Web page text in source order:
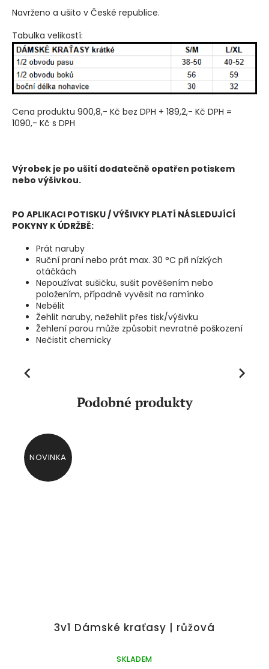
Navrženo a ušito v České republice.
Tabulka velikostí:
Cena produktu 900,8,- Kč bez DPH + 189,2,- Kč DPH =
1090,- Kč s DPH
Výrobek je po ušití dodatečně opatřen potiskem
nebo výšivkou.
PO APLIKACI POTISKU / VÝŠIVKY PLATÍ NÁSLEDUJÍCÍ
POKYNY K ÚDRŽBĚ:
Prát naruby
Ruční praní nebo prát max. 30 °C při nízkých
otáčkách
Nepoužívat sušičku, sušit pověšením nebo
položením, případně vyvěsit na ramínko
Nebělit
Žehlit naruby, nežehlit přes tisk/výšivku
Žehlení parou může způsobit nevratné poškození
Nečistit chemicky
Podobné produkty
Previous
NOVINKA
3v1 Dámské kraťasy | růžová
SKLADEM
Next